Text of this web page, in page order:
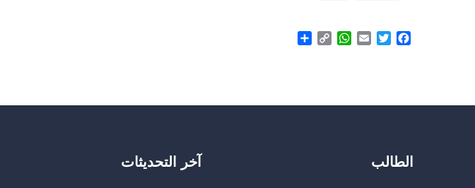
Facebook
Twitter
Email
WhatsApp
Copy
الطالب آخر التحديثات